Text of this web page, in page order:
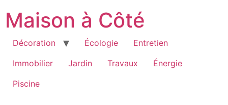
contenu
Maison à Côté
Décoration Écologie
Entretien
Immobilier
Jardin Travaux
Énergie
Piscine